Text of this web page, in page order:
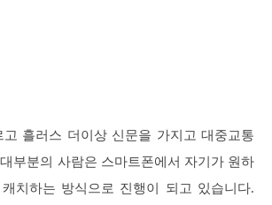
흘러스 더이상 신문을 가지고 대중교통
부분의 사람은 스마트폰에서 자기가 원하
치하는 방식으로 진행이 되고 있습니다.